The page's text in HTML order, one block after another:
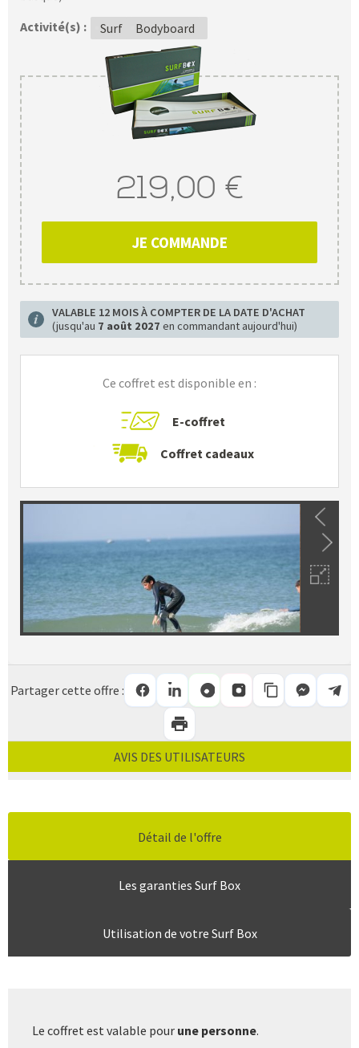
Activité(s) :
Surf Bodyboard
219,00 €
JE COMMANDE
VALABLE 12 MOIS À COMPTER DE LA DATE D'ACHAT
(jusqu'au 7 août 2027 en commandant aujourd'hui)
Ce coffret est disponible en :
E-coffret
Coffret cadeaux
Partager cette offre :
AVIS DES UTILISATEURS
Détail de l'offre
Les garanties Surf Box
Utilisation de votre Surf Box
Le coffret est valable pour une personne.